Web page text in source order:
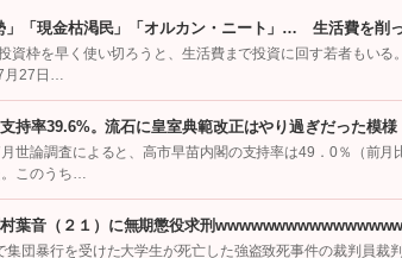
」「現金枯渇民」「オルカン・ニート」… 生活費を削
資枠を早く使い切ろうと、生活費まで投資に回す若者もい
月27日…
持率39.6%。流石に皇室典範改正はやり過ぎだった模様
世論調査によると、高市早苗内閣の支持率は49．0％（前
。このうち…
葉音（２１）に無期懲役求刑
集団暴行を受けた大学生が死亡した強盗致死事件の裁判員